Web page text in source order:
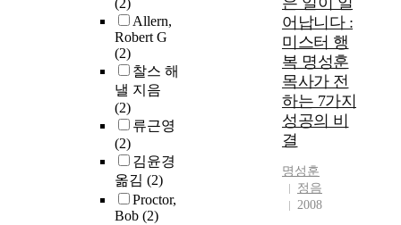
(2)
Allern,
Robert G
(2)
찰스 해
낼 지음
(2)
류근영
(2)
김윤경
옮김 (2)
Proctor,
Bob (2)
어납니다 :
미스터 행
복 명성훈
목사가 전
하는 7가지
성공의 비
결
명성훈
정음
2008